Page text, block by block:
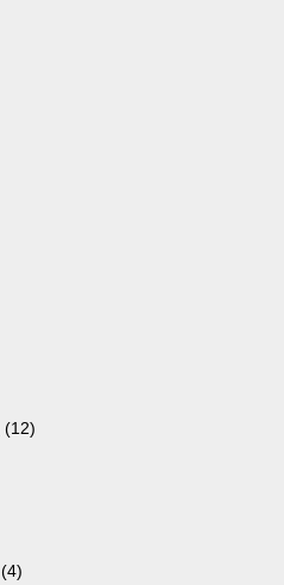
(12)
(4)